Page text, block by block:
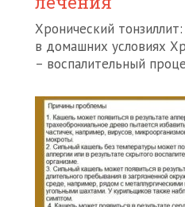
Хронический
в домашних условиях
– воспалительный